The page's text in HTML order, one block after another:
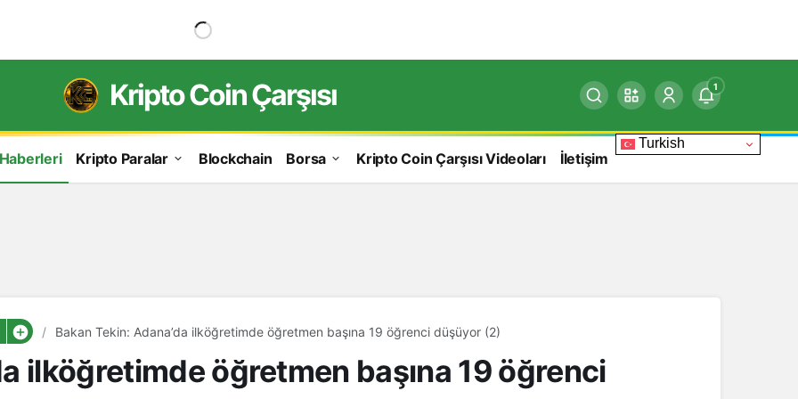
Kripto Coin Çarşısı 1
Kripto Paralar Blockchain Borsa Kripto Coin Çarşısı Videoları İletişim
Turkish
Bakan Tekin: Adana’da ilköğretimde öğretmen başına 19 öğrenci düşüyor (2)
ilköğretimde öğretmen başına 19 öğrenci